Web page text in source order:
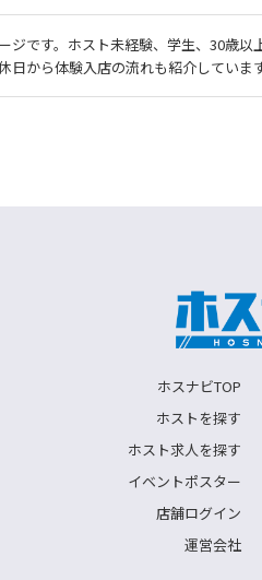
ジです。ホスト未経験、学生、30歳
から体験入店の流れも紹介しています
ホスナビTOP
ホストを探す
ホスト求人を探す
イベントポスター
店舗ログイン
運営会社